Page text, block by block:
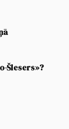
Šlesers»?